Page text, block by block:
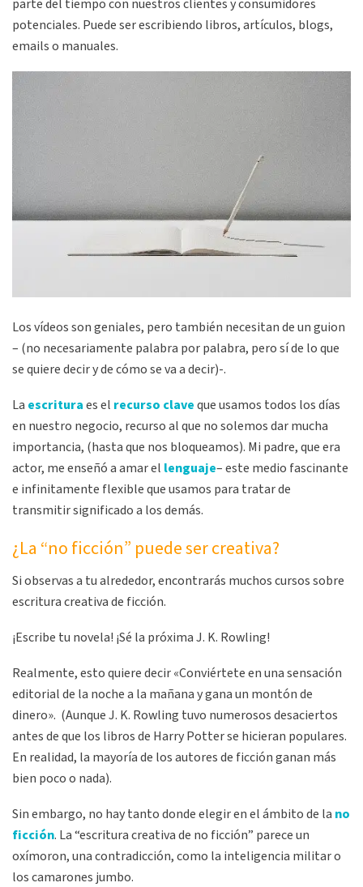
parte del tiempo con nuestros clientes y consumidores
potenciales. Puede ser escribiendo libros, artículos, blogs,
emails o manuales.
Los vídeos son geniales, pero también necesitan de un guion
– (no necesariamente palabra por palabra, pero sí de lo que
se quiere decir y de cómo se va a decir)-.
La escrituraes el recurso claveque usamos todos los días
en nuestro negocio, recurso al que no solemos dar mucha
importancia, (hasta que nos bloqueamos). Mi padre, que era
actor, me enseñó a amar el lenguaje– este medio fascinante
e infinitamente flexible que usamos para tratar de
transmitir significado a los demás.
¿La “no ficción” puede ser creativa?
Si observas a tu alrededor, encontrarás muchos cursos sobre
escritura creativa de ficción.
¡Escribe tu novela! ¡Sé la próxima J. K. Rowling!
Realmente, esto quiere decir «Conviértete en una sensación
editorial de la noche a la mañana y gana un montón de
dinero». (Aunque J. K. Rowling tuvo numerosos desaciertos
antes de que los libros de Harry Potter se hicieran populares.
En realidad, la mayoría de los autores de ficción ganan más
bien poco o nada).
Sin embargo, no hay tanto donde elegir en el ámbito de la no
ficción. La “escritura creativa de no ficción” parece un
oxímoron, una contradicción, como la inteligencia militar o
los camarones jumbo.